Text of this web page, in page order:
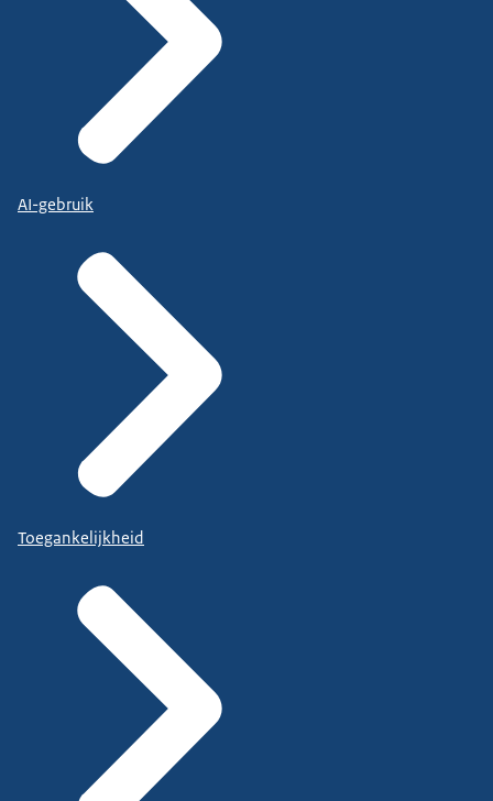
AI-gebruik
Toegankelijkheid